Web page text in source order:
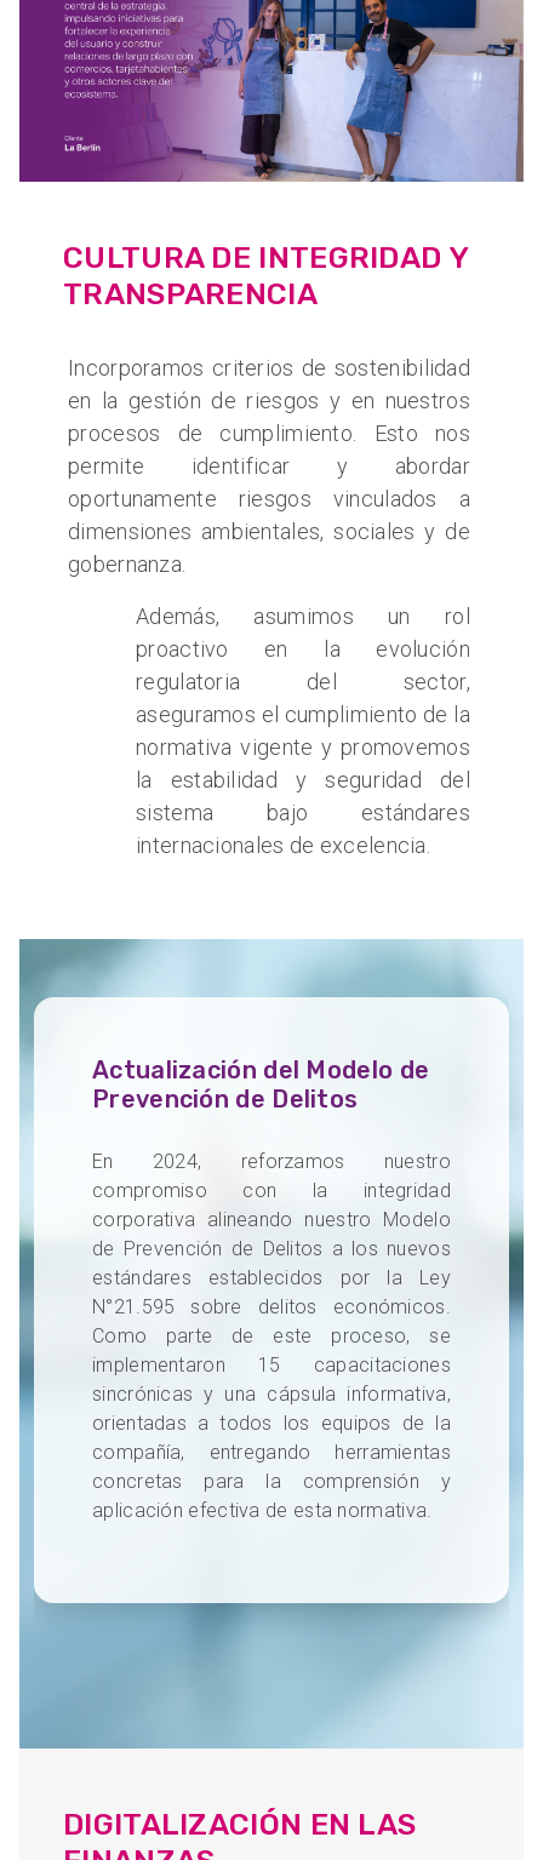
CULTURA DE INTEGRIDAD Y
TRANSPARENCIA
Incorporamos criterios de sostenibilidad
en la gestión de riesgos y en nuestros
procesos de cumplimiento. Esto nos
permite identificar y abordar
oportunamente riesgos vinculados a
dimensiones ambientales, sociales y de
gobernanza.
Además, asumimos un rol
proactivo en la evolución
regulatoria del sector,
aseguramos el cumplimiento de la
normativa vigente y promovemos
la estabilidad y seguridad del
sistema bajo estándares
internacionales de excelencia.
Actualización del Modelo de
Prevención de Delitos
En 2024, reforzamos nuestro
compromiso con la integridad
corporativa alineando nuestro Modelo
de Prevención de Delitos a los nuevos
estándares establecidos por la Ley
N°21.595 sobre delitos económicos.
Como parte de este proceso, se
implementaron 15 capacitaciones
sincrónicas y una cápsula informativa,
orientadas a todos los equipos de la
compañía, entregando herramientas
concretas para la comprensión y
aplicación efectiva de esta normativa.
DIGITALIZACIÓN EN LAS